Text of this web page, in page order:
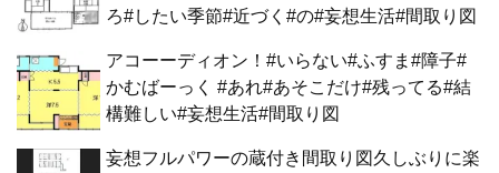
ろ#したい季節#近づく#の#妄想生活#間取り図
アコーーディオン！#いらない#ふすま#障子#
かむばーっく #あれ#あそこだけ#残ってる#結
構難しい#妄想生活#間取り図
妄想フルパワーの蔵付き間取り図久しぶりに楽